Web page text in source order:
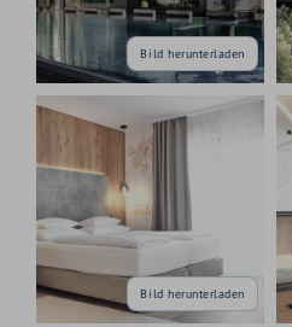
Bild herunterladen
Bild herunterladen